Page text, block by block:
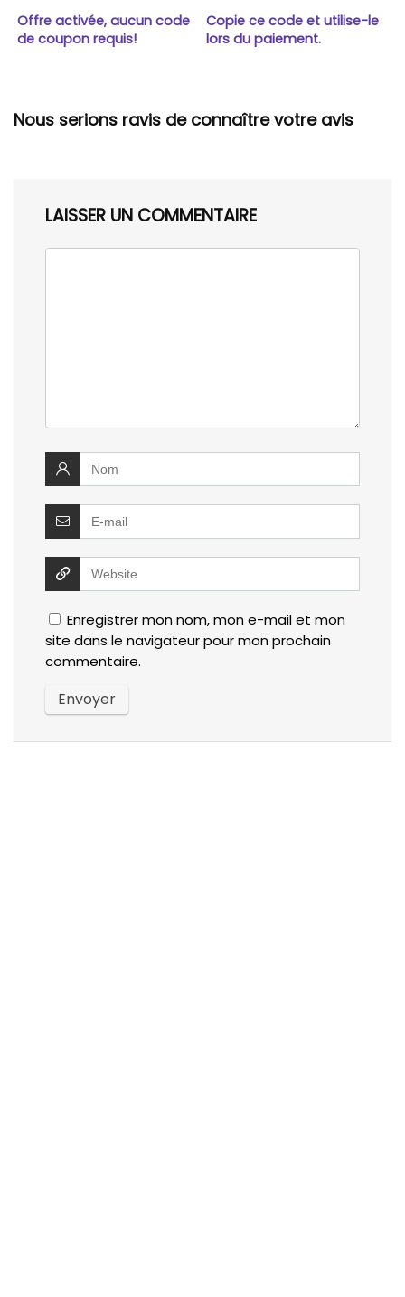
Offre activée, aucun code
de coupon requis!
Copie ce code et utilise-le
lors du paiement.
Nous serions ravis de connaître votre avis
LAISSER UN COMMENTAIRE
Enregistrer mon nom, mon e-mail et mon
site dans le navigateur pour mon prochain
commentaire.